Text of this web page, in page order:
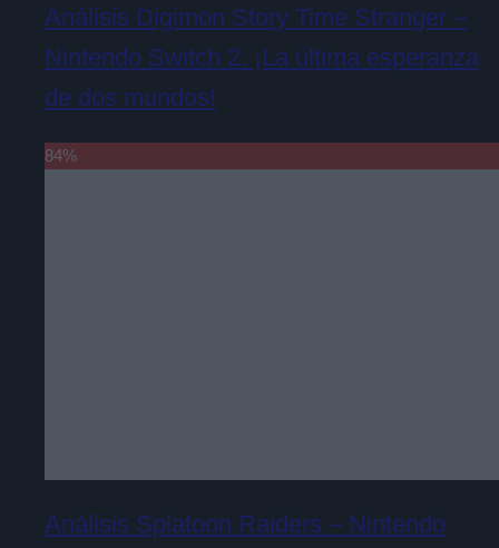
Análisis Digimon Story Time Stranger –
Nintendo Switch 2. ¡La última esperanza
de dos mundos!
84%
Análisis Splatoon Raiders – Nintendo